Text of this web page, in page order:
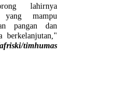
lahirnya
yang mampu
pangan dan
berkelanjutan,"
timhumas